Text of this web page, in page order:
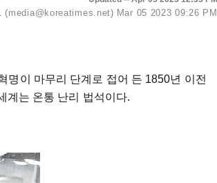
(media@koreatimes.net) Mar 05 2023 09:26 PM
명이 마무리 단계로 접어 든 1850년 이전
계는 온통 난리 법석이다.